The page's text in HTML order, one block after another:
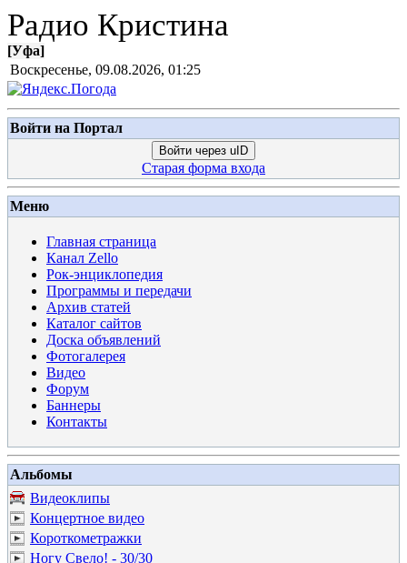
Радио Кристина
[Уфа]
Воскресенье, 09.08.2026, 01:25
Войти на Портал
Войти через uID
Старая форма входа
Меню
Главная страница
Канал Zello
Рок-энциклопедия
Программы и передачи
Архив статей
Каталог сайтов
Доска объявлений
Фотогалерея
Видео
Форум
Баннеры
Контакты
Альбомы
Видеоклипы
Концертное видео
Короткометражки
Ногу Свело! - 30/30